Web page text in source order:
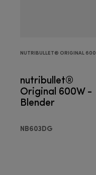
NUTRIBULLET® ORIGINAL 600
nutribullet®
Original 600W -
Blender
NB603DG